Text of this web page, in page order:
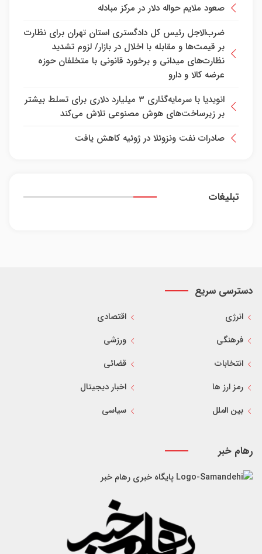
صعود ملایم حواله دلار در مرکز مبادله
ضرب‌الاجل رئیس کل دادگستری استان تهران برای نظارت
بر قیمت‌ها و مقابله با اخلال در بازار/ لزوم تشدید
نظارت‌های میدانی و برخورد قانونی با متخلفان حوزه
عرضه کالا و دارو
انویدیا با سرمایه‌گذاری ۳ میلیارد دلاری برای تسلط بیشتر
بر زیرساخت‌های هوش مصنوعی تلاش می‌کند
صادرات نفت ونزوئلا در ژوئیه کاهش یافت
تبلیغات
دسترسی سریع
انرژی
اقتصادی
فرهنگی
ورزشی
انتخابات
قضائی
رمز ارز ها
اخبار دیجیتال
بین الملل
سیاسی
رهام خبر
پایگاه خبری رهام خبر